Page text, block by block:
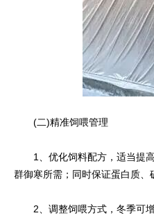
(二)精准饲喂管理
1、优化饲料配方，适当提
群御寒所需；同时保证蛋白质
2、调整饲喂方式，冬季可